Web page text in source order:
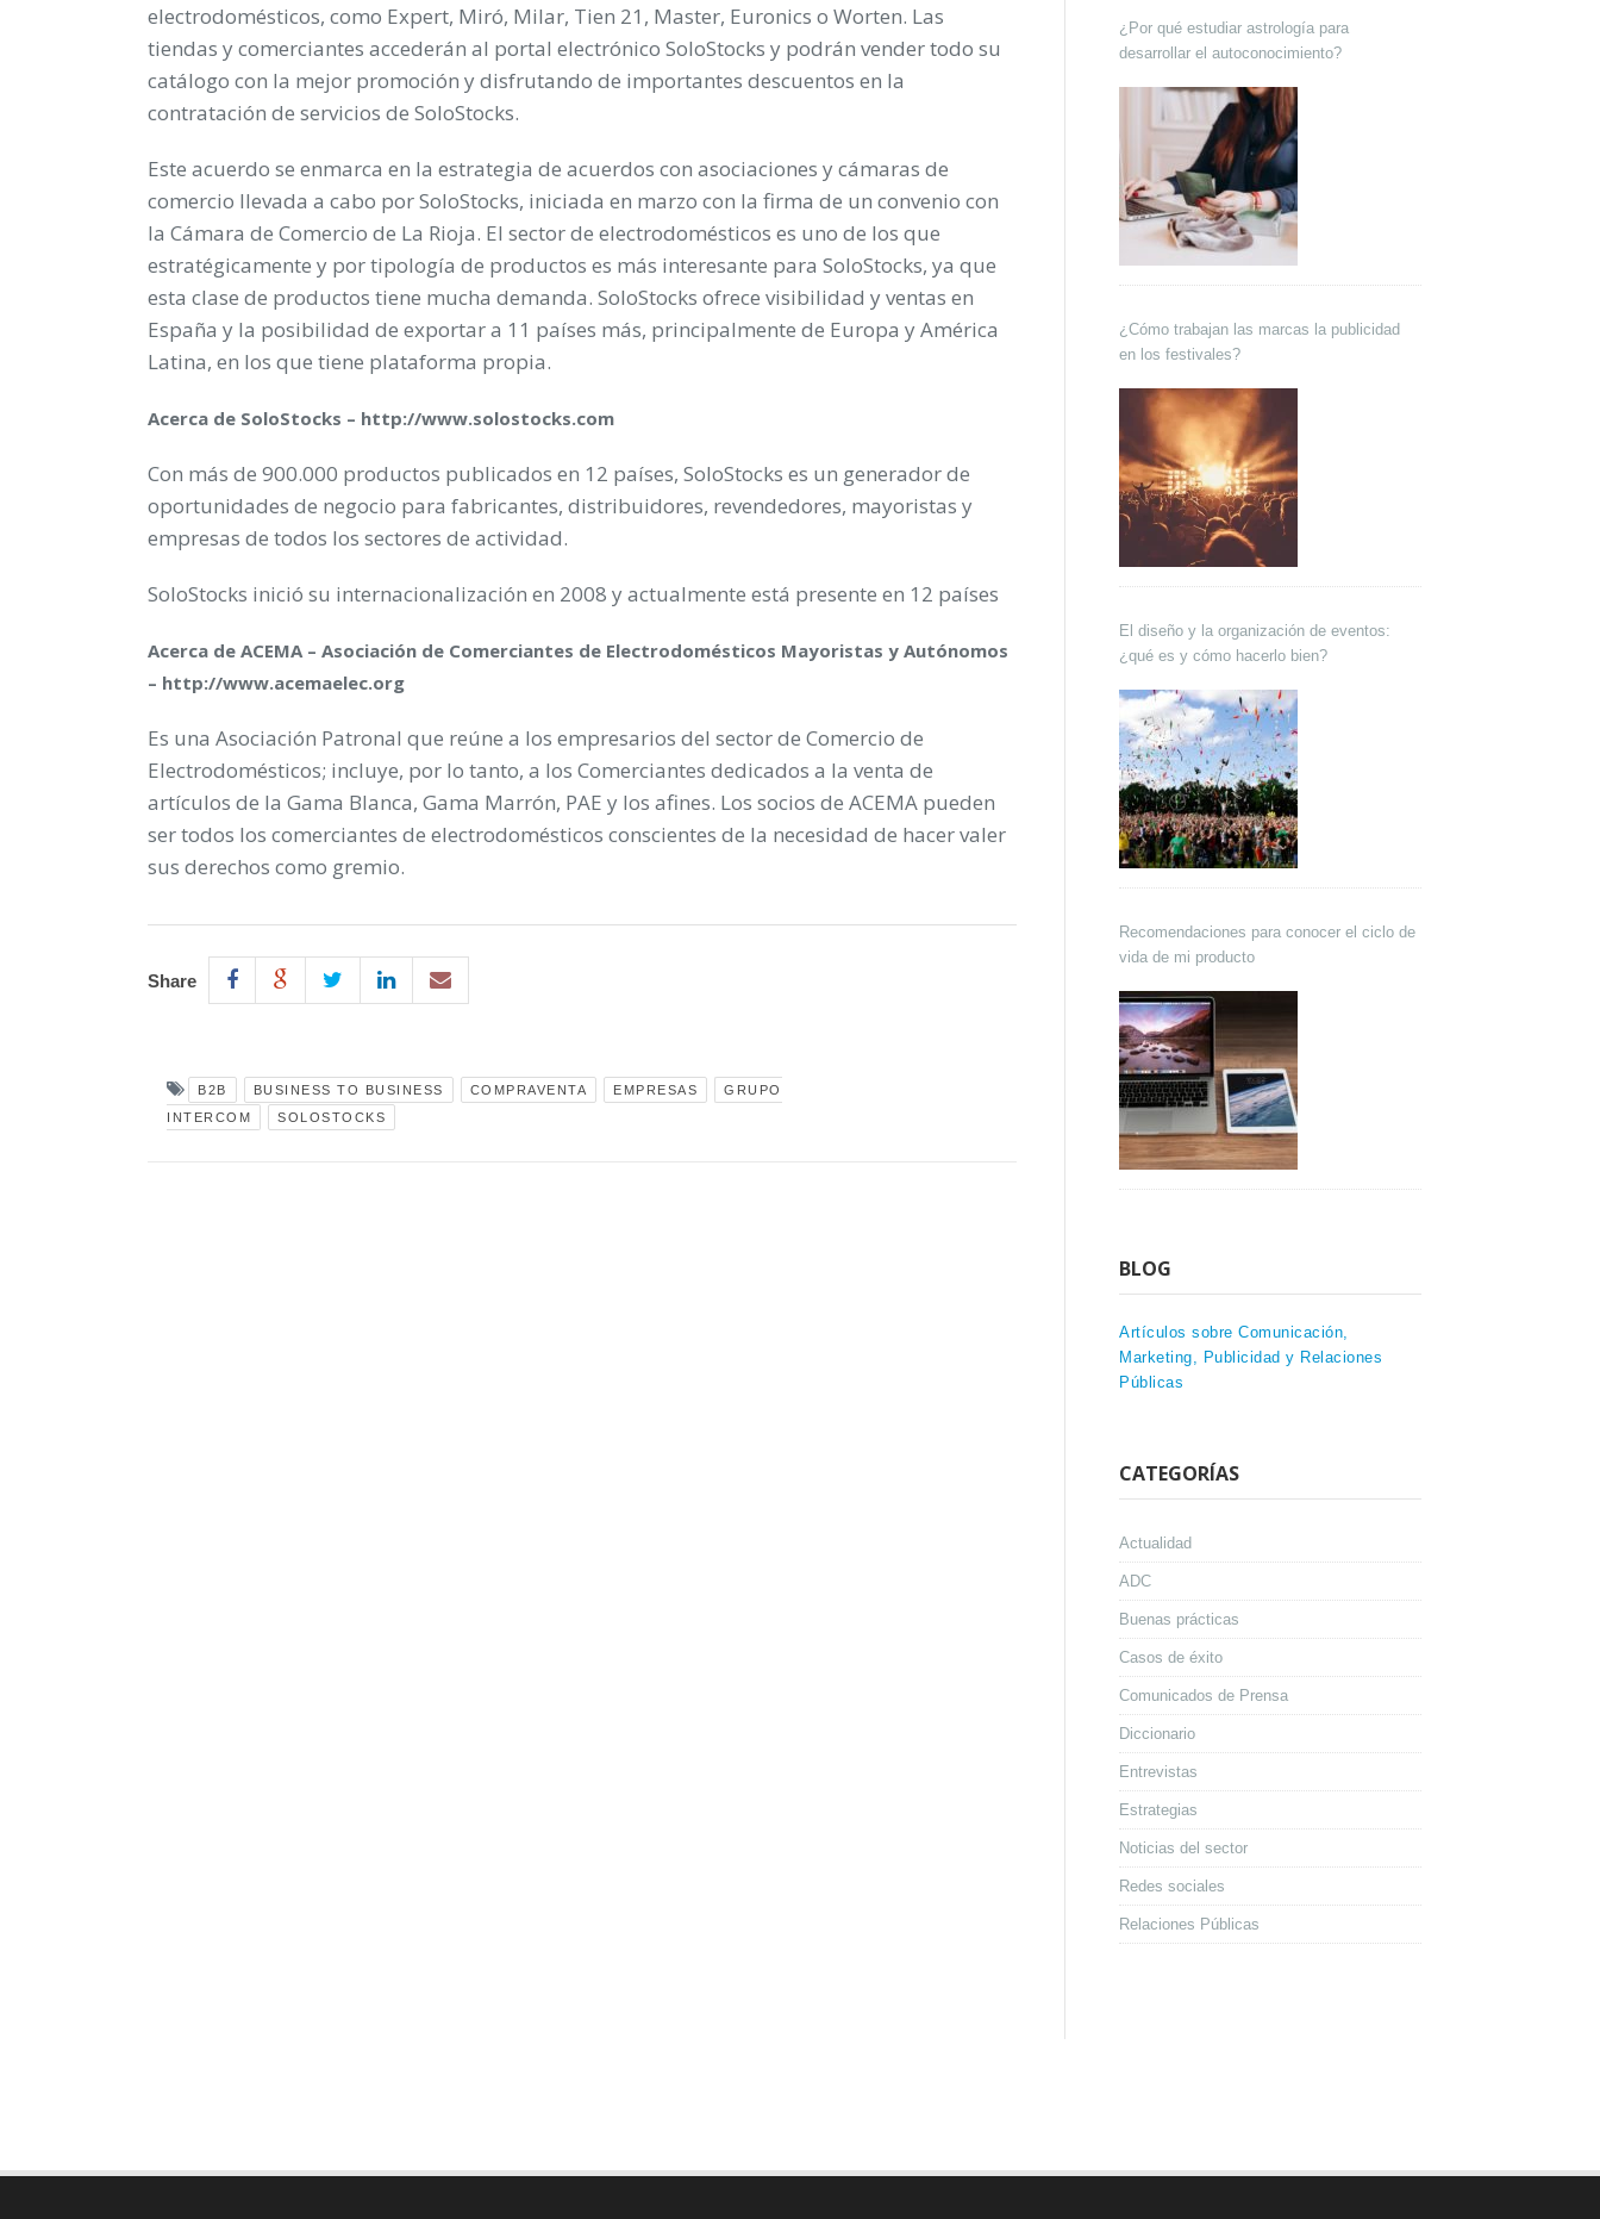
electrodomésticos, como Expert, Miró, Milar, Tien 21, Master, Euronics o Worten. Las
tiendas y comerciantes accederán al portal electrónico SoloStocks y podrán vender todo su
catálogo con la mejor promoción y disfrutando de importantes descuentos en la
contratación de servicios de SoloStocks.
Este acuerdo se enmarca en la estrategia de acuerdos con asociaciones y cámaras de
comercio llevada a cabo por SoloStocks, iniciada en marzo con la firma de un convenio con
la Cámara de Comercio de La Rioja. El sector de electrodomésticos es uno de los que
estratégicamente y por tipología de productos es más interesante para SoloStocks, ya que
esta clase de productos tiene mucha demanda. SoloStocks ofrece visibilidad y ventas en
España y la posibilidad de exportar a 11 países más, principalmente de Europa y América
Latina, en los que tiene plataforma propia.
Acerca de SoloStocks – http://www.solostocks.com
Con más de 900.000 productos publicados en 12 países, SoloStocks es un generador de
oportunidades de negocio para fabricantes, distribuidores, revendedores, mayoristas y
empresas de todos los sectores de actividad.
SoloStocks inició su internacionalización en 2008 y actualmente está presente en 12 países
Acerca de ACEMA – Asociación de Comerciantes de Electrodomésticos Mayoristas y Autónomos
– http://www.acemaelec.org
Es una Asociación Patronal que reúne a los empresarios del sector de Comercio de
Electrodomésticos; incluye, por lo tanto, a los Comerciantes dedicados a la venta de
artículos de la Gama Blanca, Gama Marrón, PAE y los afines. Los socios de ACEMA pueden
ser todos los comerciantes de electrodomésticos conscientes de la necesidad de hacer valer
sus derechos como gremio.
Share
B2B BUSINESS TO BUSINESS COMPRAVENTA EMPRESAS
GRUPO
INTERCOM
SOLOSTOCKS
¿Por qué estudiar astrología para
desarrollar el autoconocimiento?
¿Cómo trabajan las marcas la publicidad
en los festivales?
El diseño y la organización de eventos:
¿qué es y cómo hacerlo bien?
Recomendaciones para conocer el ciclo de
vida de mi producto
BLOG
Artículos sobre Comunicación,
Marketing, Publicidad y Relaciones
Públicas
CATEGORÍAS
Actualidad
ADC
Buenas prácticas
Casos de éxito
Comunicados de Prensa
Diccionario
Entrevistas
Estrategias
Noticias del sector
Redes sociales
Relaciones Públicas